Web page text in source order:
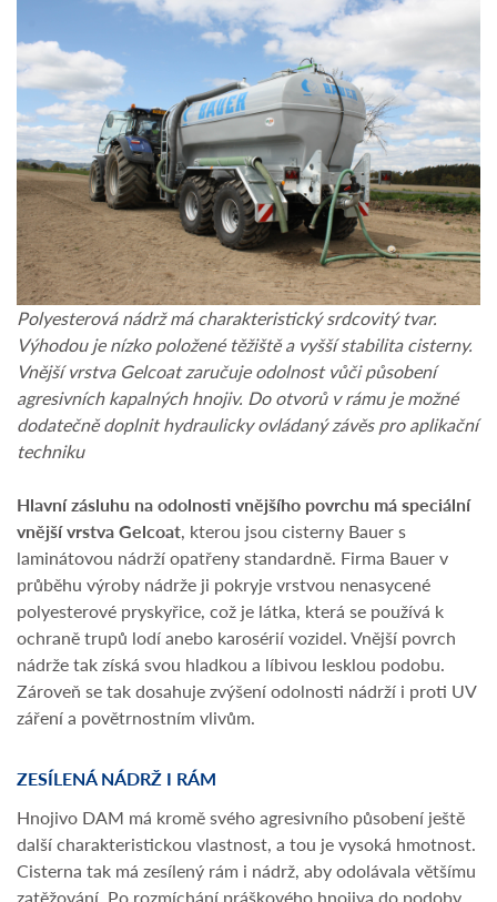
Polyesterová nádrž má charakteristický srdcovitý tvar.
Výhodou je nízko položené těžiště a vyšší stabilita cisterny.
Vnější vrstva Gelcoat zaručuje odolnost vůči působení
agresivních kapalných hnojiv. Do otvorů v rámu je možné
dodatečně doplnit hydraulicky ovládaný závěs pro aplikační
techniku
Hlavní zásluhu na odolnosti vnějšího povrchu má speciální
vnější vrstva Gelcoat, kterou jsou cisterny Bauer s
laminátovou nádrží opatřeny standardně. Firma Bauer v
průběhu výroby nádrže ji pokryje vrstvou nenasycené
polyesterové pryskyřice, což je látka, která se používá k
ochraně trupů lodí anebo karosérií vozidel. Vnější povrch
nádrže tak získá svou hladkou a líbivou lesklou podobu.
Zároveň se tak dosahuje zvýšení odolnosti nádrží i proti UV
záření a povětrnostním vlivům.
ZESÍLENÁ NÁDRŽ I RÁM
Hnojivo DAM má kromě svého agresivního působení ještě
další charakteristickou vlastnost, a tou je vysoká hmotnost.
Cisterna tak má zesílený rám i nádrž, aby odolávala většímu